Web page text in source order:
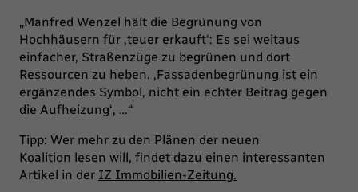
„Manfred Wenzel hält die Begrünung von
Hochhäusern für ‚teuer erkauft‘: Es sei weitaus
einfacher, Straßenzüge zu begrünen und dort
Ressourcen zu heben. ‚Fassadenbegrünung ist ein
ergänzendes Symbol, nicht ein echter Beitrag gegen
die Aufheizung‘, …“
Tipp: Wer mehr zu den Plänen der neuen
Koalition lesen will, findet dazu einen interessanten
Artikel in der IZ Immobilien-Zeitung.